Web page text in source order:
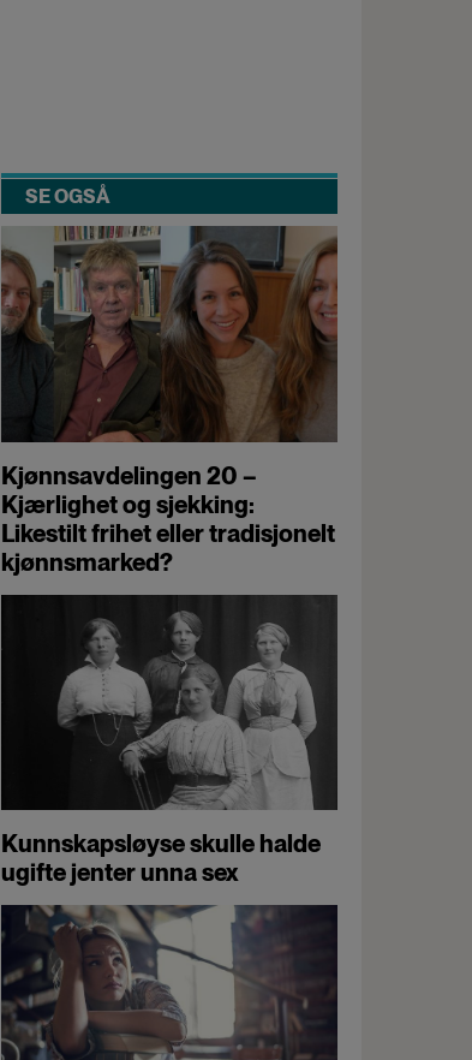
SE OGSÅ
Kjønnsavdelingen 20 –
Kjærlighet og sjekking:
Likestilt frihet eller tradisjonelt
kjønnsmarked?
Kunnskapsløyse skulle halde
ugifte jenter unna sex